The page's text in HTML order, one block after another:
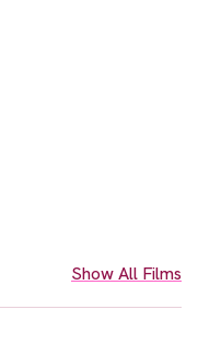
Show All Films